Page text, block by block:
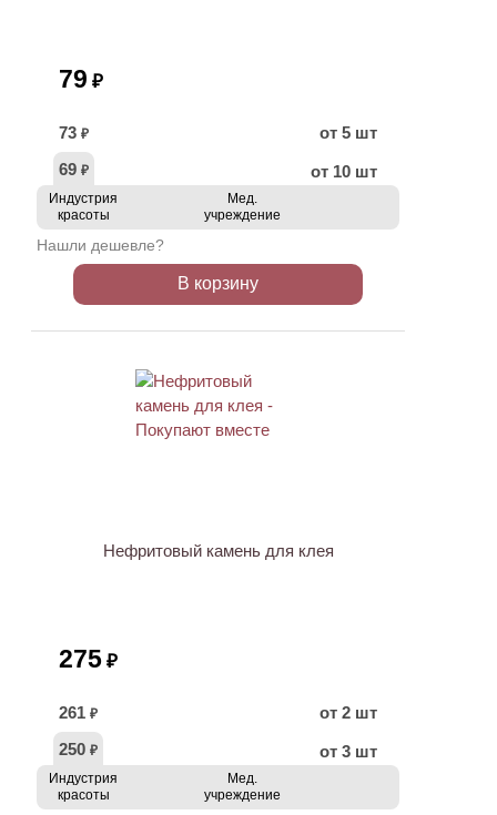
79 ₽
73 ₽
от 5 шт
69 ₽ от 10 шт
Индустрия
красоты
Мед.
учреждение
Нашли дешевле?
В корзину
Нефритовый камень для клея
275 ₽
261 ₽
от 2 шт
250 ₽ от 3 шт
Индустрия
красоты
Мед.
учреждение